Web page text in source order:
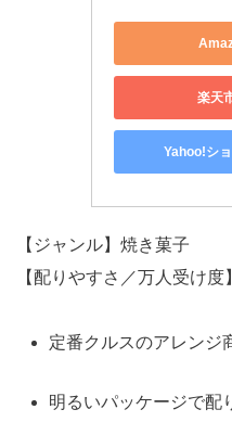
楽天
Yahoo!シ
【ジャンル】焼き菓子
【配りやすさ／万人受
定番クルスのアレンジ
明るいパッケージで配